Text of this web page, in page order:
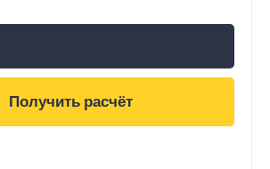
Получить расчёт